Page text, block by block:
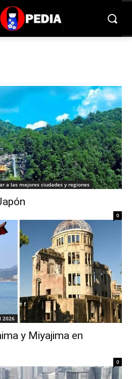
a las mejores ciudades y regiones
0
2026
y Miyajima en
0